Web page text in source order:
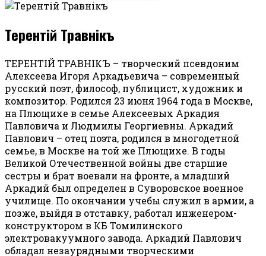
Терентiй Травнiкъ
ТЕРЕНТIЙ ТРАВНIКЪ – творческий псевдоним
Алексеева Игоря Аркадьевича – современный
русский поэт, философ, публицист, художник и
композитор. Родился 23 июня 1964 года в Москве,
на Плющихе в семье Алексеевых Аркадия
Павловича и Людмилы Георгиевны. Аркадий
Павлович – отец поэта, родился в многодетной
семье, в Москве на той же Плющихе. В годы
Великой Отечественной войны две старшие
сестры и брат воевали на фронте, а младший
Аркадий был определен в Суворовское военное
училище. По окончании учебы служил в армии, а
позже, выйдя в отставку, работал инженером-
конструктором в КБ Томилинского
электровакуумного завода. Аркадий Павлович
обладал незаурядными творческими